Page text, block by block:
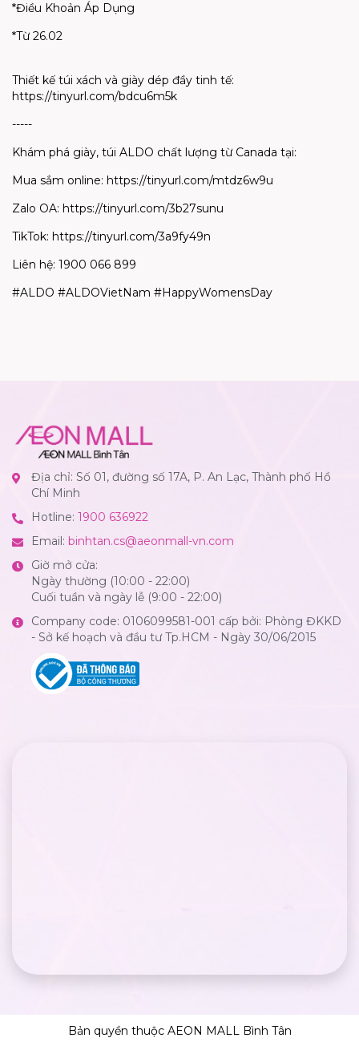
*Điều Khoản Áp Dụng
*Từ 26.02
Thiết kế túi xách và giày dép đầy tinh tế:
https://tinyurl.com/bdcu6m5k
-----
Khám phá giày, túi ALDO chất lượng từ Canada tại:
Mua sắm online: https://tinyurl.com/mtdz6w9u
Zalo OA: https://tinyurl.com/3b27sunu
TikTok: https://tinyurl.com/3a9fy49n
Liên hệ: 1900 066 899
#ALDO #ALDOVietNam #HappyWomensDay
Địa chỉ: Số 01, đường số 17A, P. An Lạc, Thành phố Hồ
Chí Minh
Hotline: 1900 636922
Email: binhtan.cs@aeonmall-vn.com
Giờ mở cửa:
Ngày thường (10:00 - 22:00)
Cuối tuần và ngày lễ (9:00 - 22:00)
Company code: 0106099581-001 cấp bởi: Phòng ĐKKD
- Sở kế hoạch và đầu tư Tp.HCM - Ngày 30/06/2015
Bản quyền thuộc AEON MALL Bình Tân